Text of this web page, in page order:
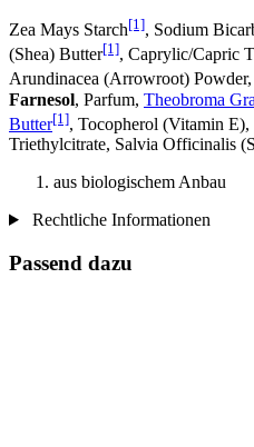
Zea Mays Starch[1], Sodium
(Shea) Butter[1], Caprylic/Capric
Arundinacea (Arrowroot)
Farnesol, Parfum, Theobroma
Butter[1], Tocopherol (Vitamin
Triethylcitrate, Salvia Officinalis
aus biologischem Anbau
Rechtliche Informationen
Passend dazu